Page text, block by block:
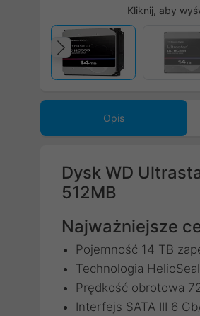
Kliknij, aby
Poprzedni
Opis
Dysk WD
512MB
Najważniejsze
Pojemność 14 TB
Technologia
Prędkość obrotowa
Interfejs SATA III 6